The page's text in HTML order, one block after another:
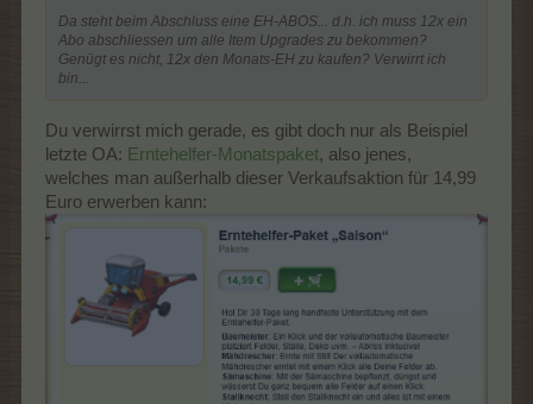
Da steht beim Abschluss eine EH-ABOS... d.h. ich muss 12x ein
Abo abschliessen um alle Item Upgrades zu bekommen?
Genügt es nicht, 12x den Monats-EH zu kaufen? Verwirrt ich
bin...
Du verwirrst mich gerade, es gibt doch nur als Beispiel
letzte OA: Erntehelfer-Monatspaket, also jenes,
welches man außerhalb dieser Verkaufsaktion für 14,99
Euro erwerben kann: